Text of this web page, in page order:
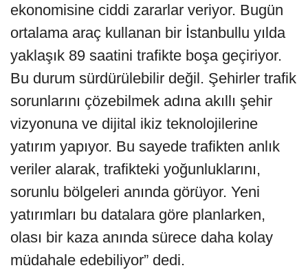
ekonomisine ciddi zararlar veriyor. Bugün
ortalama araç kullanan bir İstanbullu yılda
yaklaşık 89 saatini trafikte boşa geçiriyor.
Bu durum sürdürülebilir değil. Şehirler trafik
sorunlarını çözebilmek adına akıllı şehir
vizyonuna ve dijital ikiz teknolojilerine
yatırım yapıyor. Bu sayede trafikten anlık
veriler alarak, trafikteki yoğunluklarını,
sorunlu bölgeleri anında görüyor. Yeni
yatırımları bu datalara göre planlarken,
olası bir kaza anında sürece daha kolay
müdahale edebiliyor” dedi.